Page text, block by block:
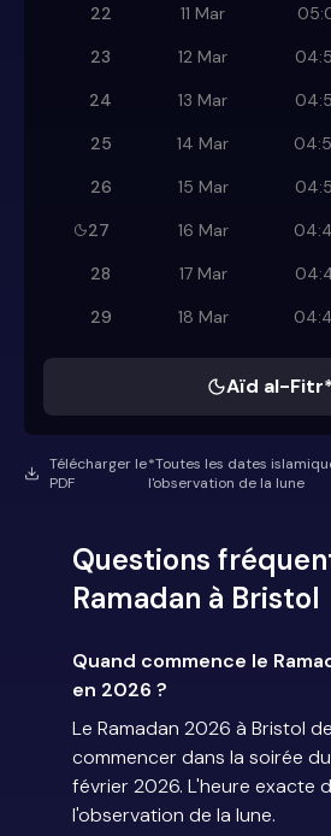
22
11 Mar
23
12 Mar
24
13 Mar
25
14 Mar
26
15 Mar
27
16 Mar
28
17 Mar
29
18 Mar
Aïd al-Fitr*
Télécharger le
PDF
*Toutes les dates
l'observation de la lune
Questions
Ramadan à Bristol
Quand commence le
en 2026 ?
Le Ramadan 2026 à Bristol
commencer dans la soirée
février 2026. L'heure exacte
l'observation de la lune.